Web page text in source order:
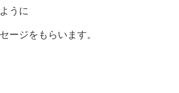
うに
ージをもらいます。